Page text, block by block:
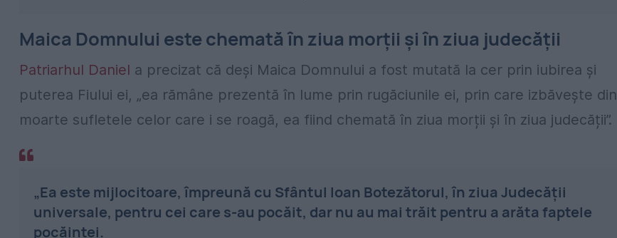
Maica Domnului este chemată în ziua morții și în ziua judecății
Patriarhul Daniel a precizat că deși Maica Domnului a fost mutată la cer prin iubirea și
puterea Fiului ei, „ea rămâne prezentă în lume prin rugăciunile ei, prin care izbăvește din
moarte sufletele celor care i se roagă, ea fiind chemată în ziua morții și în ziua judecății”.
„Ea este mijlocitoare, împreună cu Sfântul Ioan Botezătorul, în ziua Judecății
universale, pentru cei care s‑au pocăit, dar nu au mai trăit pentru a arăta faptele
pocăinței.